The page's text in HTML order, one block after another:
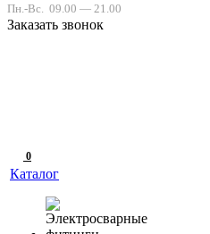
Пн.-Вс. 09.00 — 21.00
Заказать звонок
0
Каталог